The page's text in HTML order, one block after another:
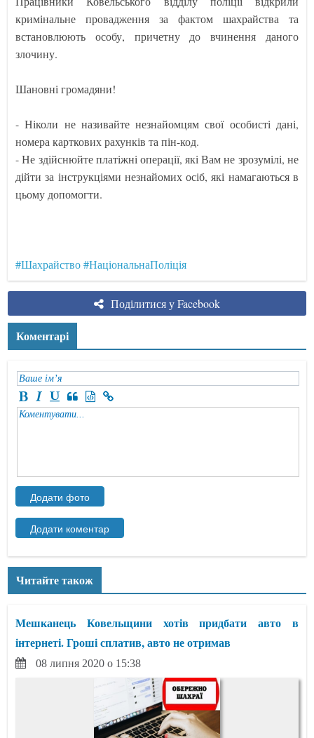
кримінальне провадження за фактом шахрайства та
встановлюють особу, причетну до вчинення даного
злочину.
Шановні громадяни!
- Ніколи не називайте незнайомцям свої особисті дані,
номера карткових рахунків та пін-код.
- Не здійснюйте платіжні операції, які Вам не зрозумілі, не
дійти за інструкціями незнайомих осіб, які намагаються в
цьому допомогти.
#Шахрайство #НаціональнаПоліція
Поділитися у Facebook
Коментарі
Читайте також
Мешканець Ковельщини хотів придбати авто в
інтернеті. Гроші сплатив, авто не отримав
08 липня 2020 о 15:38